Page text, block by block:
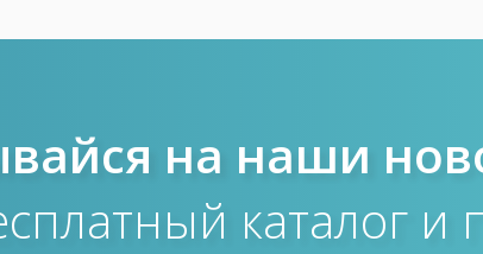
на наши
каталог и